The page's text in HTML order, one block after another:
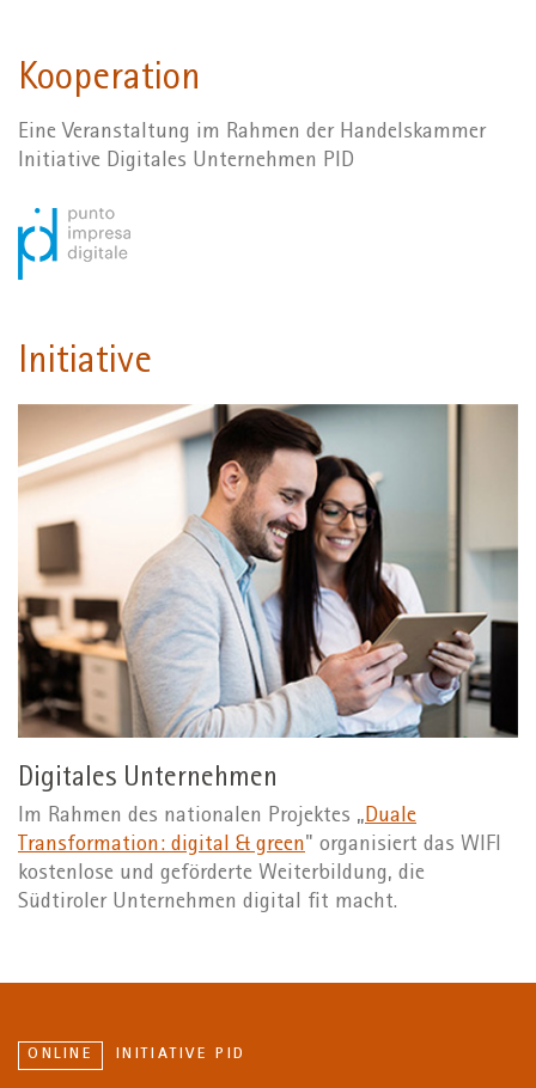
Kooperation
Eine Veranstaltung im Rahmen der Handelskammer
Initiative Digitales Unternehmen PID
Initiative
Digitales Unternehmen
Im Rahmen des nationalen Projektes „Duale
Transformation: digital & green" organisiert das WIFI
kostenlose und geförderte Weiterbildung, die
Südtiroler Unternehmen digital fit macht.
INITIATIVE PID
ONLINE